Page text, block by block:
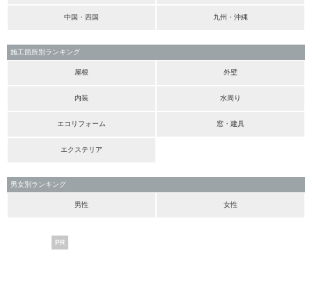
中国・四国 九州・沖縄
施工箇所別ランキング
屋根 外壁
内装 水周り
エコリフォーム 窓・建具
エクステリア
男女別ランキング
男性 女性
PR